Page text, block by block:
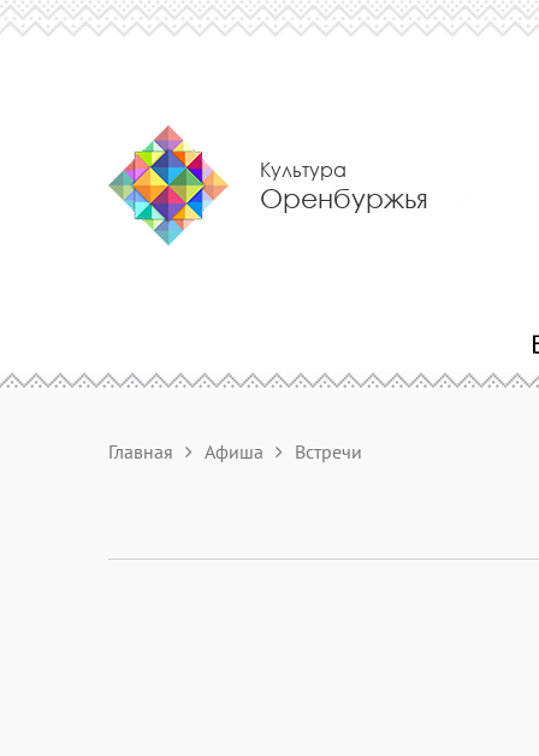
Культура
Оренбуржья
Главная Афиша Встречи